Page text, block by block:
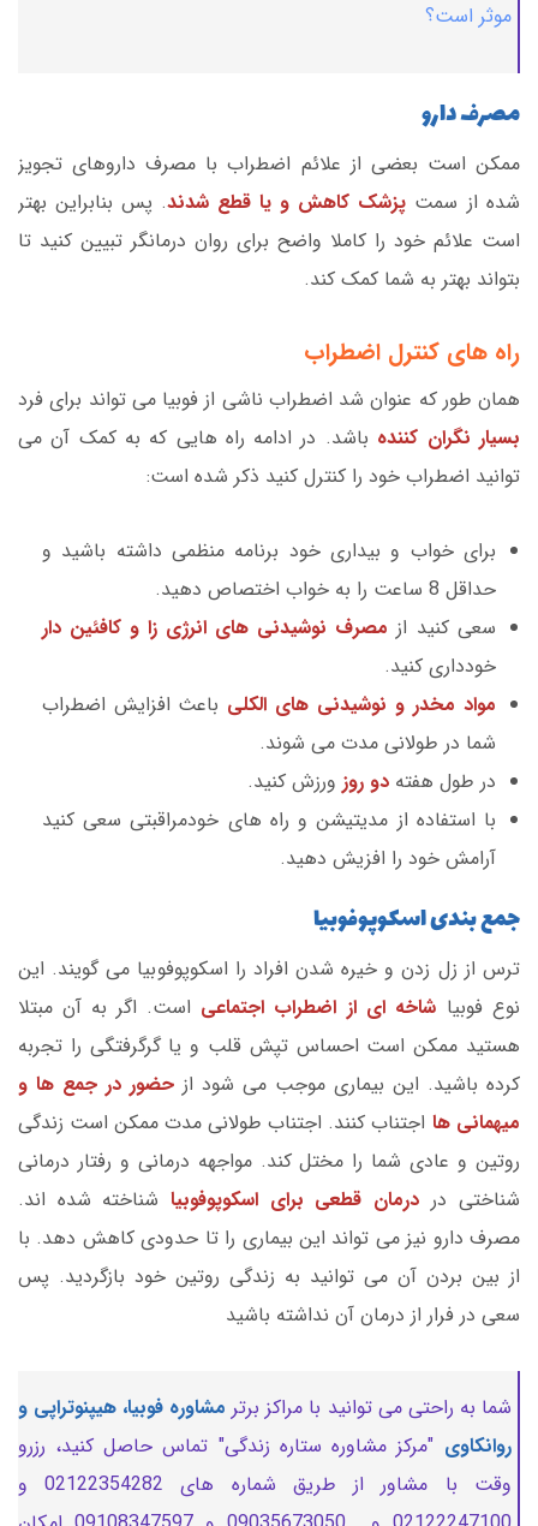
موثر است؟
مصرف دارو
ممکن است بعضی از علائم اضطراب با مصرف داروهای تجویز
شده از سمت پزشک کاهش و یا قطع شدند. پس بنابراین بهتر
است علائم خود را کاملا واضح برای روان درمانگر تبیین کنید تا
بتواند بهتر به شما کمک کند.
راه های کنترل اضطراب
همان طور که عنوان شد اضطراب ناشی از فوبیا می تواند برای فرد
بسیار نگران کننده باشد. در ادامه راه هایی که به کمک آن می
توانید اضطراب خود را کنترل کنید ذکر شده است:
برای خواب و بیداری خود برنامه منظمی داشته باشید و
حداقل 8 ساعت را به خواب اختصاص دهید.
سعی کنید از مصرف نوشیدنی های انرژی زا و کافئین دار
خودداری کنید.
مواد مخدر و نوشیدنی های الکلی باعث افزایش اضطراب
شما در طولانی مدت می شوند.
در طول هفته دو روز ورزش کنید.
با استفاده از مدیتیشن و راه های خودمراقبتی سعی کنید
آرامش خود را افزیش دهید.
جمع بندی اسکوپوفوبیا
ترس از زل زدن و خیره شدن افراد را اسکوپوفوبیا می گویند. این
نوع فوبیا شاخه ای از اضطراب اجتماعی است. اگر به آن مبتلا
هستید ممکن است احساس تپش قلب و یا گرگرفتگی را تجربه
کرده باشید. این بیماری موجب می شود از حضور در جمع ها و
میهمانی ها اجتناب کنند. اجتناب طولانی مدت ممکن است زندگی
روتین و عادی شما را مختل کند. مواجهه درمانی و رفتار درمانی
شناختی در درمان قطعی برای اسکوپوفوبیا شناخته شده اند.
مصرف دارو نیز می تواند این بیماری را تا حدودی کاهش دهد. با
از بین بردن آن می توانید به زندگی روتین خود بازگردید. پس
سعی در فرار از درمان آن نداشته باشید
شما به راحتی می توانید با مراکز برتر مشاوره فوبیا، هیپنوتراپی و
روانکاوی "مرکز مشاوره ستاره زندگی" تماس حاصل کنید، رزرو
وقت با مشاور از طریق شماره های 02122354282 و